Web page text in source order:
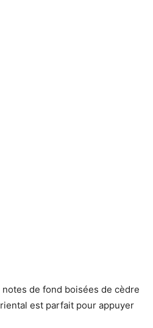
de fond boisées de cèdre
est parfait pour appuyer